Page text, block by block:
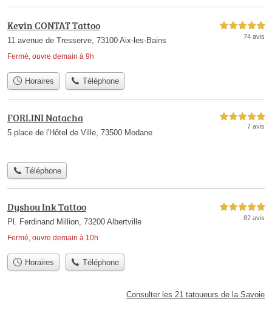
Kevin CONTAT Tattoo
11 avenue de Tresserve, 73100 Aix-les-Bains
Fermé, ouvre demain à 9h
5,0 étoiles sur 5
74 avis
Horaires Téléphone
FORLINI Natacha
5 place de l'Hôtel de Ville, 73500 Modane
5,0 étoiles sur 5
7 avis
Téléphone
Dyshou Ink Tattoo
Pl. Ferdinand Million, 73200 Albertville
Fermé, ouvre demain à 10h
5,0 étoiles sur 5
82 avis
Horaires Téléphone
Consulter les 21 tatoueurs de la Savoie